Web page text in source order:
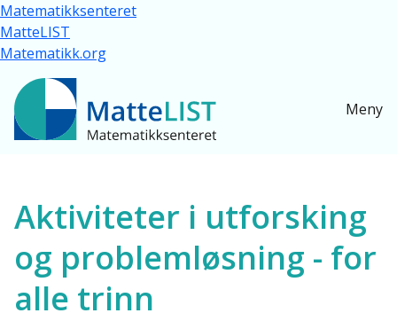
Hopp til hovedinnhold
Matematikksenteret
MatteLIST
Matematikk.org
Meny
Ressurser for alle
Aktiviteter i utforsking
og problemløsning - for
alle trinn